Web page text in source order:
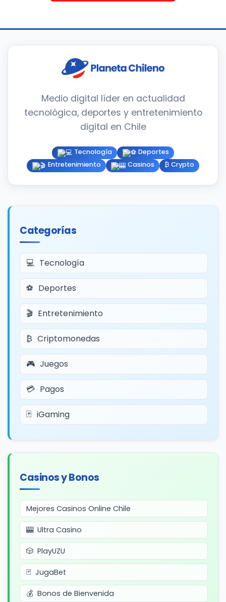
Medio digital líder en actualidad
tecnológica, deportes y entretenimiento
digital en Chile
Tecnología
Deportes
Entretenimiento
Casinos ₿ Crypto
Categorías
Tecnología
Deportes
Entretenimiento
Criptomonedas
Juegos
Pagos
iGaming
Casinos y Bonos
Mejores Casinos Online Chile
Ultra Casino
PlayUZU
JugaBet
Bonos de Bienvenida